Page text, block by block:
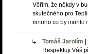
Věřím, že někdy v
skutečného pro
mnoho co by mohlo
Tomáš Jarolím
Respektuji Váš